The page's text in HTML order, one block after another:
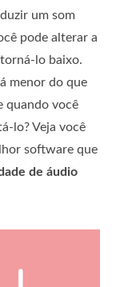
um som
pode alterar a
lo baixo.
menor do que
quando você
lo? Veja você
software que
de áudio